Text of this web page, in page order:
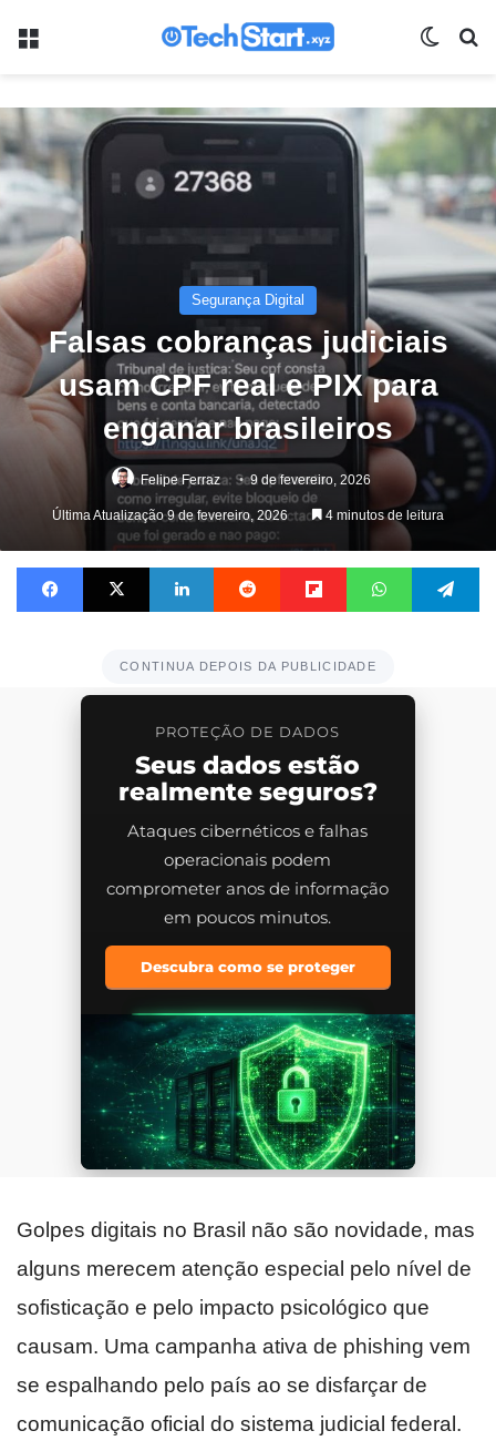
Menu
Segurança Digital
Falsas cobranças judiciais
usam CPF real e PIX para
enganar brasileiros
Felipe Ferraz 9 de fevereiro, 2026
Última Atualização 9 de fevereiro, 2026 4 minutos de leitura
Facebook X Linkedin Reddit Flipboard WhatsApp
CONTINUA DEPOIS DA PUBLICIDADE
PROTEÇÃO DE DADOS
Seus dados estão
realmente seguros?
Ataques cibernéticos e falhas
operacionais podem
comprometer anos de informação
em poucos minutos.
Descubra como se proteger
Golpes digitais no Brasil não são novidade, mas
alguns merecem atenção especial pelo nível de
sofisticação e pelo impacto psicológico que
causam. Uma campanha ativa de phishing vem
se espalhando pelo país ao se disfarçar de
comunicação oficial do sistema judicial federal.